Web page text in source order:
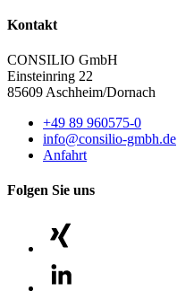
Kontakt
CONSILIO GmbH
Einsteinring 22
85609 Aschheim/Dornach
+49 89 960575-0
info@consilio-gmbh.de
Anfahrt
Folgen Sie uns